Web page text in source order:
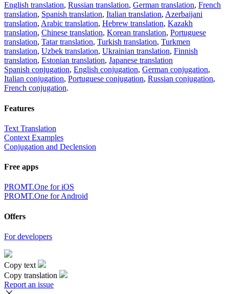
English translation, Russian translation, German translation, French
translation, Spanish translation, Italian translation, Azerbaijani
translation, Arabic translation, Hebrew translation, Kazakh
translation, Chinese translation, Korean translation, Portuguese
translation, Tatar translation, Turkish translation, Turkmen
translation, Uzbek translation, Ukrainian translation, Finnish
translation, Estonian translation, Japanese translation
Spanish conjugation, English conjugation, German conjugation,
Italian conjugation, Portuguese conjugation, Russian conjugation,
French conjugation.
Features
Text Translation
Context Examples
Conjugation and Declension
Free apps
PROMT.One for iOS
PROMT.One for Android
Offers
For developers
Copy text
Copy translation
Report an issue